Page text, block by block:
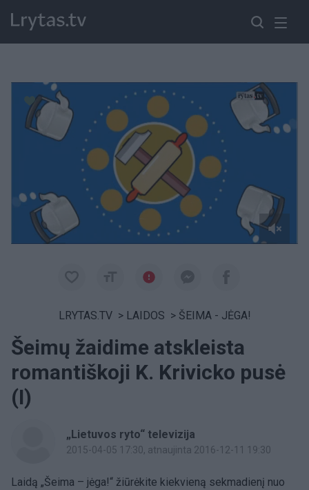
Paremkite Ukrainą
LRYTAS.TV > LAIDOS > ŠEIMA - JĖGA!
Šeimų žaidime atskleista
romantiškoji K. Krivicko pusė
(I)
„Lietuvos ryto“ televizija
2015-04-05 17:30, atnaujinta 2016-12-11 19:30
Laidą „Šeima – jėga!“ žiūrėkite kiekvieną sekmadienį nuo